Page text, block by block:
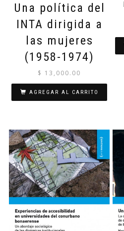
Una política del
INTA dirigida a
las mujeres
(1958-1974)
$ 13,000.00
AGREGAR AL CARRITO